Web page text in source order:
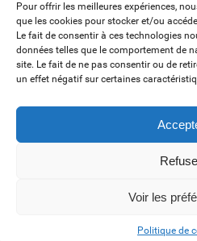
Pour offrir les meilleures expériences,
que les cookies pour stocker et/ou
Le fait de consentir à ces technologies
données telles que le comportement de
site. Le fait de ne pas consentir ou de
un effet négatif sur certaines
Voir les
Politique de
1, 2, 3...
Découvrez nos kits